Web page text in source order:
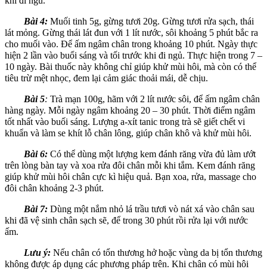
Bài 4: Muối tinh 5g, gừng tươi 20g. Gừng tươi rửa sạch, thái
lát mỏng. Gừng thái lát đun với 1 lít nước, sôi khoảng 5 phút bắc ra
cho muối vào. Để ấm ngâm chân trong khoảng 10 phút. Ngày thực
hiện 2 lần vào buổi sáng và tối trước khi đi ngủ. Thực hiện trong 7 –
10 ngày. Bài thuốc này không chỉ giúp khử mùi hôi, mà còn có thể
tiêu trừ mệt nhọc, đem lại cảm giác thoải mái, dễ chịu.
Bài 5: Trà mạn 100g, hãm với 2 lít nước sôi, để ấm ngâm chân
hàng ngày. Mỗi ngày ngâm khoảng 20 – 30 phút. Thời điểm ngâm
tốt nhất vào buối sáng. Lượng a-xít tanic trong trà sẽ giết chết vi
khuẩn và làm se khít lỗ chân lông, giúp chân khô và khử mùi hôi.
Bài 6: Có thể dùng một lượng kem đánh răng vừa đủ làm ướt
trên lòng bàn tay và xoa rửa đôi chân mỗi khi tắm. Kem đánh răng
giúp khử mùi hôi chân cực kì hiệu quả. Bạn xoa, rửa, massage cho
đôi chân khoảng 2-3 phút.
Bài 7: Dùng một nắm nhỏ lá trầu tươi vò nát xá vào chân sau
khi đã vệ sinh chân sạch sẽ, để trong 30 phút rồi rửa lại với nước
ấm.
Lưu ý: Nếu chân có tổn thương hở hoặc vùng da bị tổn thương
không được áp dụng các phương pháp trên. Khi chân có mùi hôi